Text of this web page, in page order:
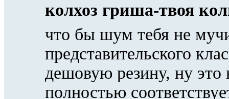
колхоз гриша-твоя
что бы шум тебя не
представительского
дешовую резину, ну это
полностью